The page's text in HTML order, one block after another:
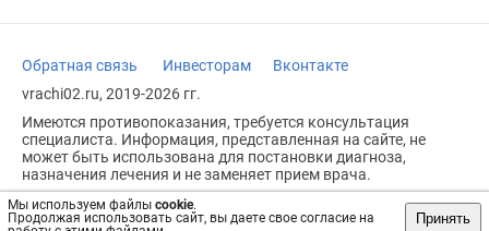
Мы используем файлы cookie.
Продолжая использовать сайт, вы даете свое согласие на
Принять
Обратная связь Инвесторам
Вконтакте
vrachi02.ru, 2019-2026 гг.
Имеются противопоказания, требуется консультация
специалиста. Информация, представленная на сайте, не
может быть использована для постановки диагноза,
назначения лечения и не заменяет прием врача.
Возрастное ограничение: 18+